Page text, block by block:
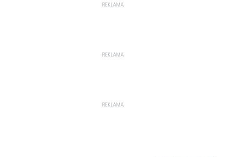
REKLAMA
REKLAMA
REKLAMA